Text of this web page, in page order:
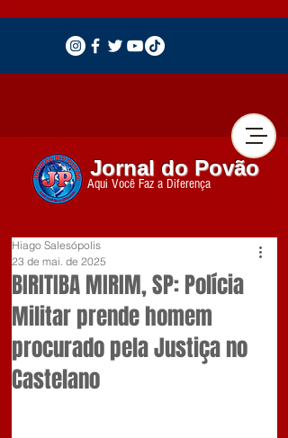
Jornal do Povão
Aqui Você Faz a Diferença
BIRITIBA MIRIM, SP: Polícia
Militar prende homem
procurado pela Justiça no
Castelano
Hiago Salesópolis
23 de mai. de 2025